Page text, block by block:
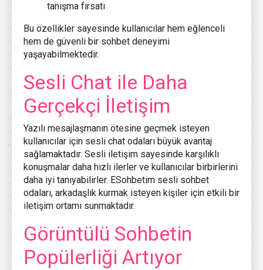
tanışma fırsatı
Bu özellikler sayesinde kullanıcılar hem eğlenceli
hem de güvenli bir sohbet deneyimi
yaşayabilmektedir.
Sesli Chat ile Daha
Gerçekçi İletişim
Yazılı mesajlaşmanın ötesine geçmek isteyen
kullanıcılar için sesli chat odaları büyük avantaj
sağlamaktadır. Sesli iletişim sayesinde karşılıklı
konuşmalar daha hızlı ilerler ve kullanıcılar birbirlerini
daha iyi tanıyabilirler. ESohbetim sesli sohbet
odaları, arkadaşlık kurmak isteyen kişiler için etkili bir
iletişim ortamı sunmaktadır.
Görüntülü Sohbetin
Popülerliği Artıyor